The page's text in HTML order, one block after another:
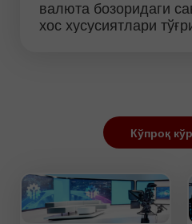
валюта бозоридаги
хос хусусиятлари
Кўпроқ